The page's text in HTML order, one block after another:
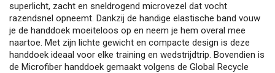
superlicht, zacht en sneldrogend microvezel dat vocht
razendsnel opneemt. Dankzij de handige elastische band vouw
je de handdoek moeiteloos op en neem je hem overal mee
naartoe. Met zijn lichte gewicht en compacte design is deze
handdoek ideaal voor elke training en wedstrijdtrip. Bovendien is
de Microfiber handdoek gemaakt volgens de Global Recycle